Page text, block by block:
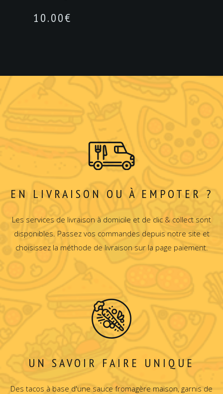
10.00€
EN LIVRAISON OU À EMPOTER ?
Les services de livraison à domicile et de clic & collect sont
disponibles. Passez vos commandes depuis notre site et
choisissez la méthode de livraison sur la page paiement.
UN SAVOIR FAIRE UNIQUE
Des tacos à base d'une sauce fromagère maison, garnis de